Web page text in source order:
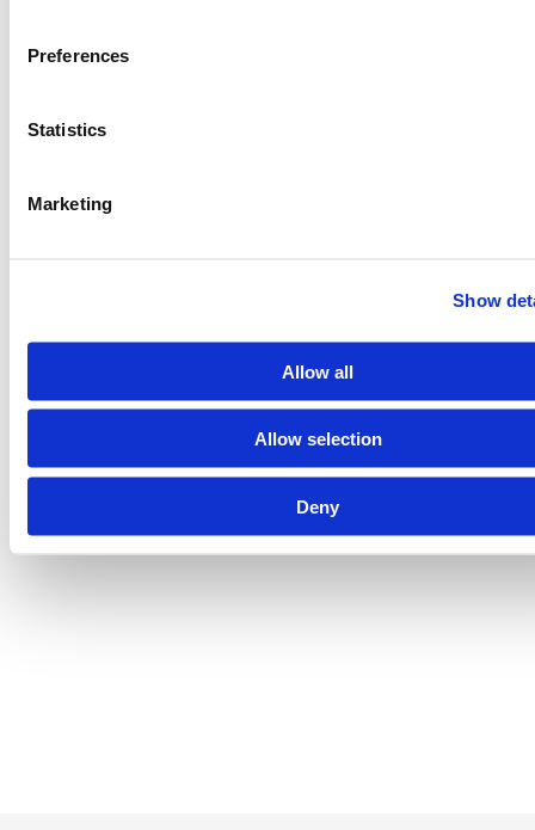
Preferences
Statistics
Marketing
Show
Allow all
Allow selection
Deny
Je hebt mij (ons) weer geattendeerd op de
leiden.
Meer dan 20 jaar mediation expertise en kwaliteit
Aangesloten bij mediation brancheorganisaties zoals: